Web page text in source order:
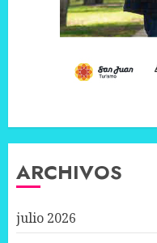
ARCHIVOS
julio 2026